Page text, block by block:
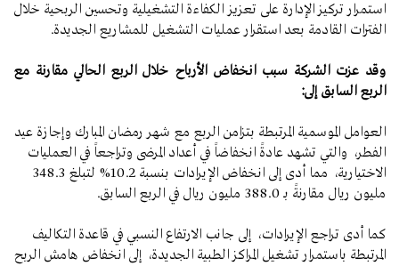
استمرار تركيز الإدارة على تعزيز الكفاءة التشغيلية وتحسين الربحية خلال
الفترات القادمة بعد استقرار عمليات التشغيل للمشاريع الجديدة.
وقد عزت الشركة سبب انخفاض الأرباح خلال الربع الحالي مقارنة مع
الربع السابق إلى:
العوامل الموسمية المرتبطة بتزامن الربع مع شهر رمضان المبارك وإجازة عيد
الفطر، والتي تشهد عادةً انخفاضاً في أعداد المرضى وتراجعاً في العمليات
الاختيارية، مما أدى إلى انخفاض الإيرادات بنسبة 10.2% لتبلغ 348.3
مليون ريال مقارنةً بـ 388.0 مليون ريال في الربع السابق.
كما أدى تراجع الإيرادات، إلى جانب الارتفاع النسبي في قاعدة التكاليف
المرتبطة باستمرار تشغيل المراكز الطبية الجديدة، إلى انخفاض هامش الربح